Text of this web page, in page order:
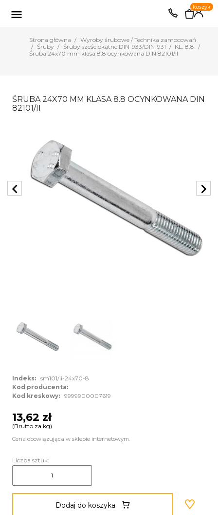
EUR PLN

0
koszyk
Strona główna
Wyroby śrubowe / Technika zamocowań
Śruby
Śruby sześciokątne DIN-933/DIN-931
KL. 8.8
Śruba 24x70 mm klasa 8.8 ocynkowana DIN 82101/II
ŚRUBA 24X70 MM KLASA 8.8 OCYNKOWANA DIN
82101/II
chevron_left chevron_right
Indeks: sm101/ii-24x70-8
Kod producenta:
Kod kreskowy: 9999900007619
13,62 zł
(Brutto za kg)
Cena obowiązująca w sklepie internetowym.
Liczba sztuk:
Dodaj do koszyka